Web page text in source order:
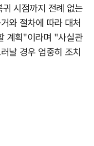
시점까지 전례 없는
와 절차에 따라 대처
계획"이라며 "사실관
날 경우 엄중히 조치